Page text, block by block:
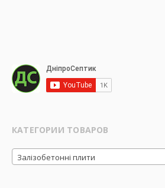
КАТЕГОРИИ ТОВАРОВ
Залізобетонні плити